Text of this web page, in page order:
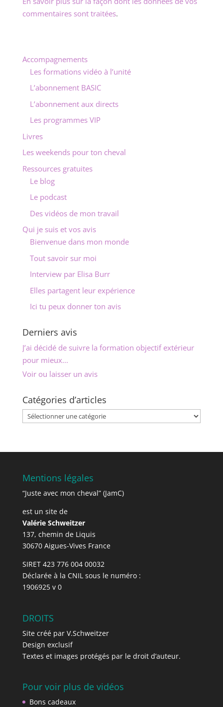
commentaires sont traitées.
Accompagnements
Les formations vidéo à l’unité
L’abonnement BASIC
L’abonnement aux directs
Les programmes VIP
Livres
Les weekends pour ton cheval
Ressources gratuites
Le blog
Le podcast
Des vidéos de mon travail
Qui je suis et vos avis
Bienvenue dans mon monde
Tout savoir sur moi
Interview par Elisa Burr
Elles partagent leur expérience
Ici tu peux donner ton avis
Derniers avis
J’ai décidé de suivre la formation objectif extérieur
pour mieux...
Voir ou laisser un avis
Catégories d’articles
Catégories
Mentions légales
“Juste avec mon cheval” (JamC)
est un site de
Valérie Schweitzer
137, chemin de Liquis
30670 Aigues-Vives France
SIRET 423 776 004 00032
Déclarée à la CNIL sous le numéro :
1906925 v 0
DROITS
Site créé par V.Schweitzer
Design exclusif
Textes et images protégés par le droit d’auteur.
Pour voir plus de vidéos
Bons cadeaux